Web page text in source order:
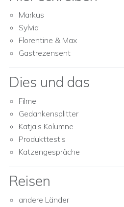
Markus
Sylvia
Florentine & Max
Gastrezensent
Dies und das
Filme
Gedankensplitter
Katja’s Kolumne
Produkttest’s
Katzengespräche
Reisen
andere Länder